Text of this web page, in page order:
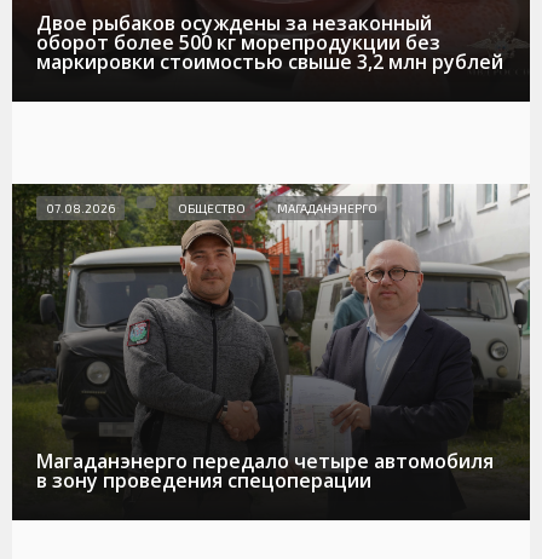
Двое рыбаков осуждены за незаконный
оборот более 500 кг морепродукции без
маркировки стоимостью свыше 3,2 млн рублей
Магаданэнерго передало четыре автомобиля
в зону проведения спецоперации
07.08.2026 ОБЩЕСТВО МАГАДАНЭНЕРГО